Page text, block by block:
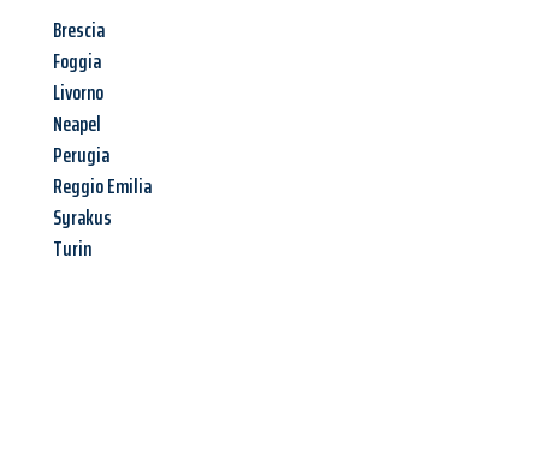
Brescia
Foggia
Livorno
Neapel
Perugia
Reggio Emilia
Syrakus
Turin